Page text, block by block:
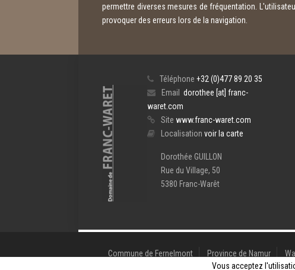
permettre diverses mesures de fréquentation.
provoquer des erreurs lors de la navigation.
Téléphone +32 (0)477 89 20 35
Email
dorothee [at] franc-
waret.com
Site www.franc-waret.com
Localisation voir la carte
Dorothée GUILLON
Rue du Village, 50
5380 Franc-Warêt
Commune de Fernelmont Province de Namur
Vous acceptez